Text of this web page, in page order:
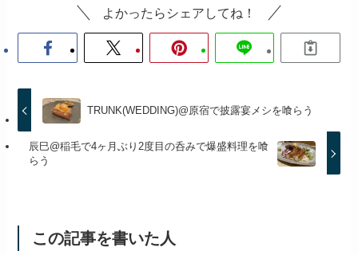
よかったらシェアしてね！
TRUNK(WEDDING)@原宿で披露宴メシを喰らう
辰巳@稲毛で4ヶ月ぶり2度目の呑みで爆盛料理を喰
らう
この記事を書いた人